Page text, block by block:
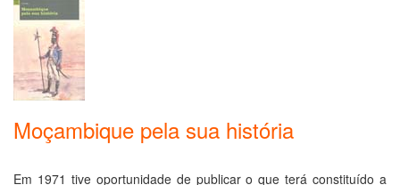
Moçambique pela sua história
Em 1971 tive oportunidade de publicar o que terá constituído a